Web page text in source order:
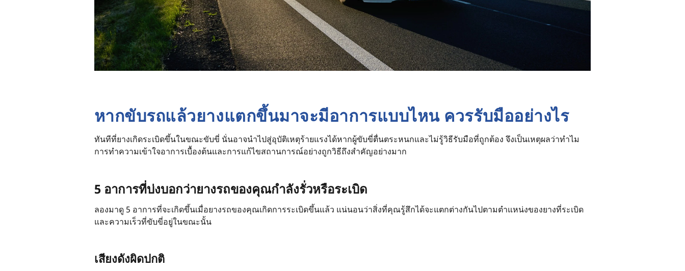
หากขับรถแล้วยางแตกขึ้นมาจะมีอาการแบบไหน ควรรับมืออย่างไร
ทันทีที่ยางเกิดระเบิดขึ้นในขณะขับขี่ นั่นอาจนำไปสู่อุบัติเหตุร้ายแรงได้หากผู้ขับขี่ตื่นตระหนกและไม่รู้วิธีรับมือที่ถูกต้อง จึงเป็นเหตุผลว่าทำไม
การทำความเข้าใจอาการเบื้องต้นและการแก้ไขสถานการณ์อย่างถูกวิธีถึงสำคัญอย่างมาก
5 อาการที่บ่งบอกว่ายางรถของคุณกำลังรั่วหรือระเบิด
ลองมาดู 5 อาการที่จะเกิดขึ้นเมื่อยางรถของคุณเกิดการระเบิดขึ้นแล้ว แน่นอนว่าสิ่งที่คุณรู้สึกได้จะแตกต่างกันไปตามตำแหน่งของยางที่ระเบิด
และความเร็วที่ขับขี่อยู่ในขณะนั้น
เสียงดังผิดปกติ